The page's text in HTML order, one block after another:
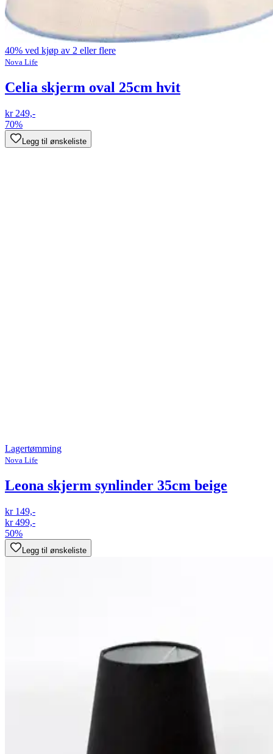
40% ved kjøp av 2 eller flere
Nova Life
Celia skjerm oval 25cm hvit
kr 249,-
70%
Legg til ønskeliste
Lagertømming
Nova Life
Leona skjerm synlinder 35cm beige
kr 149,-
kr 499,-
50%
Legg til ønskeliste